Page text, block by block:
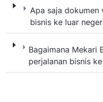
Apa saja dokumen
bisnis ke luar
Apa saja
Bagaimana Mekari
perjalanan bisnis
Bagaimana